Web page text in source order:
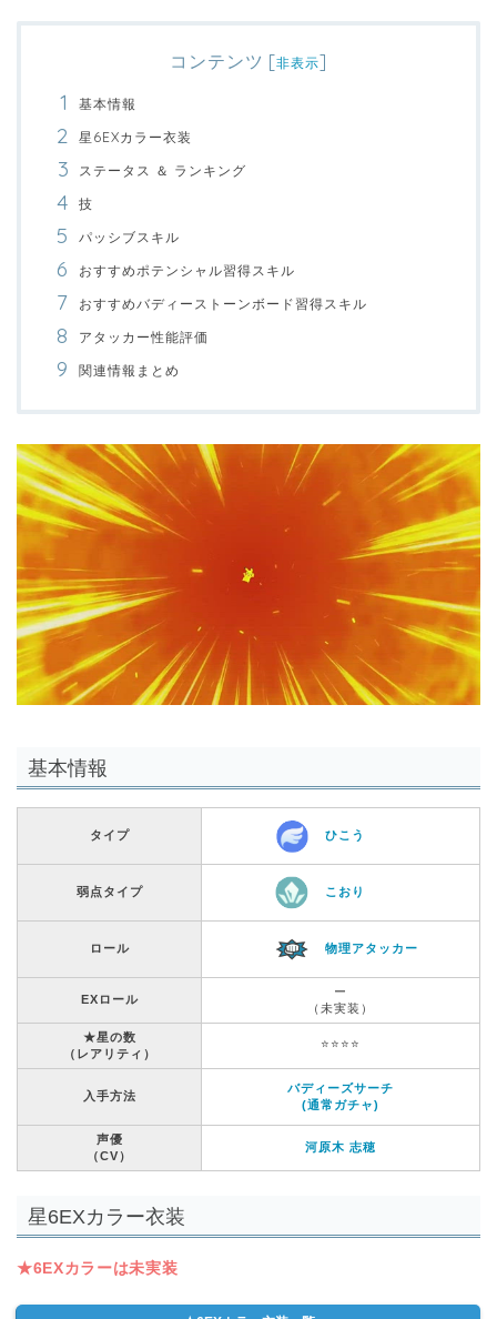
コンテンツ [非表示]
基本情報
星6EXカラー衣装
ステータス ＆ ランキング
技
パッシブスキル
おすすめポテンシャル習得スキル
おすすめバディーストーンボード習得スキル
アタッカー性能評価
関連情報まとめ
00:00 /01:00
基本情報
タイプ ひこう
弱点タイプ こおり
ロール 物理アタッカー
EXロール
ー
（未実装）
★星の数
（レアリティ）
⭐️⭐️⭐️⭐️
入手方法
バディーズサーチ
(通常ガチャ)
声優
（CV）
河原木 志穂
星6EXカラー衣装
★6EXカラーは未実装